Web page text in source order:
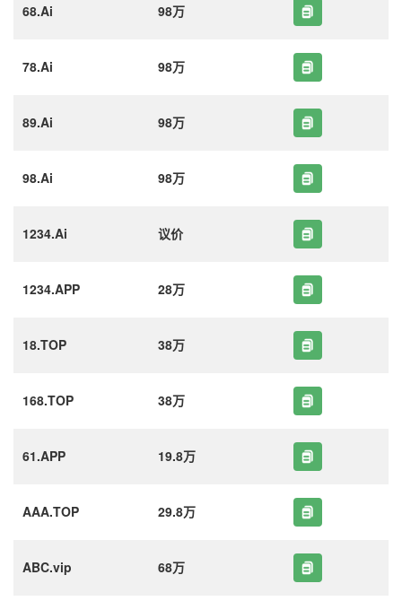
68.Ai 98万
78.Ai 98万
89.Ai 98万
98.Ai 98万
1234.Ai 议价
1234.APP 28万
18.TOP 38万
168.TOP 38万
61.APP 19.8万
AAA.TOP 29.8万
ABC.vip 68万